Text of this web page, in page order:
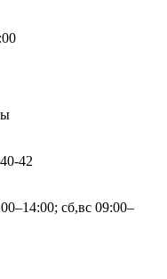
42
сб,вс 09:00–